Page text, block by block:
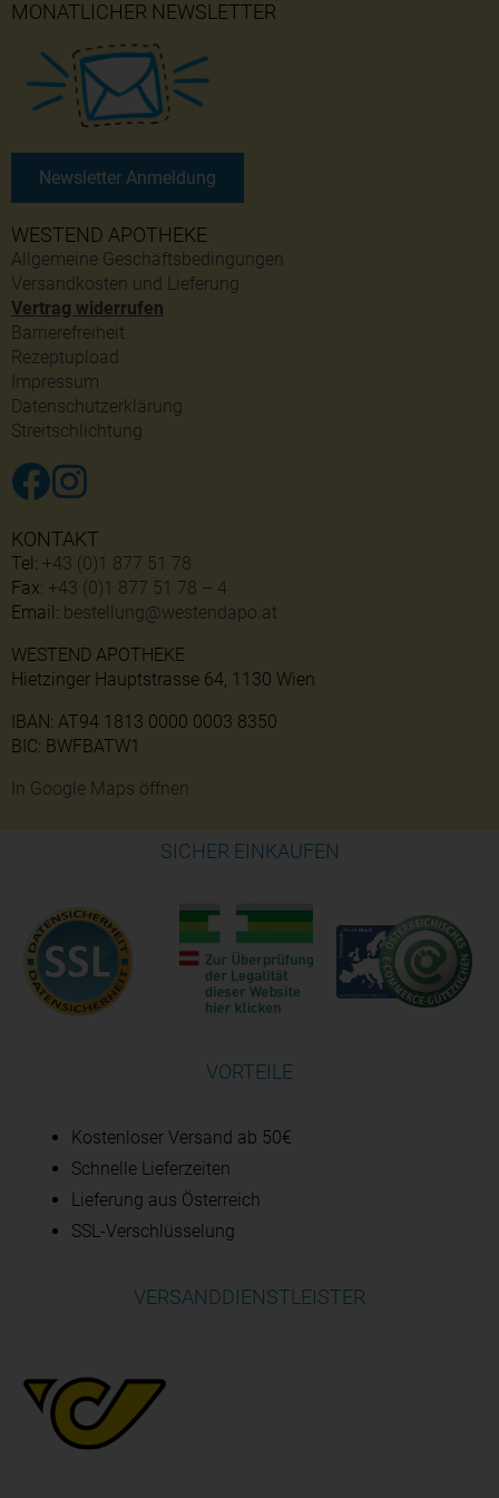
WESTEND APOTHEKE
Allgemeine Geschäftsbedingungen
Versandkosten und Lieferung
Vertrag widerrufen
Barrierefreiheit
Rezeptupload
Impressum
Datenschutzerklärung
Streitschlichtung
MONATLICHER NEWSLETTER
Newsletter Anmeldung
KONTAKT
Tel: +43 (0)1 877 51 78
Fax: +43 (0)1 877 51 78 – 4
Email: bestellung@westendapo.at
WESTEND APOTHEKE
Hietzinger Hauptstrasse 64, 1130 Wien
IBAN: AT94 1813 0000 0003 8350
BIC: BWFBATW1
In Google Maps öffnen
SICHER EINKAUFEN
VORTEILE
Kostenloser Versand ab 50€
Schnelle Lieferzeiten
Lieferung aus Österreich
SSL-Verschlüsselung
VERSANDDIENSTLEISTER